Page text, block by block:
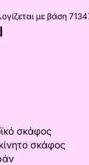
με βάση
σκάφος
σκάφος